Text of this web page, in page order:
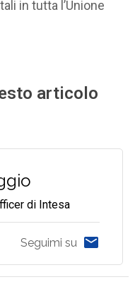
in tutta l’Unione
articolo
di Intesa
Seguimi su